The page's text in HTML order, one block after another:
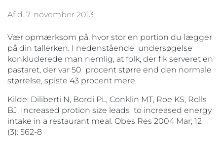
Af d. 7. november 2013
Vær opmærksom på, hvor stor en portion du lægger
på din tallerken. I nedenstående undersøgelse
konkluderede man nemlig, at folk, der fik serveret en
pastaret, der var 50 procent større end den normale
størrelse, spiste 43 procent mere.
Kilde: Diliberti N, Bordi PL, Conklin MT, Roe KS, Rolls
BJ. Increased protion size leads to increased energy
intake in a restaurant meal. Obes Res 2004 Mar; 12
(3): 562-8